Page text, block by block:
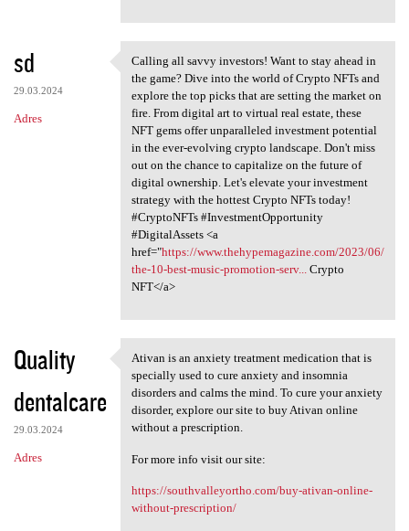
sd
29.03.2024
Adres
Calling all savvy investors!
Calling all savvy investors! Want to stay ahead in
the game? Dive into the world of Crypto NFTs and
explore the top picks that are setting the market on
fire. From digital art to virtual real estate, these
NFT gems offer unparalleled investment potential
in the ever-evolving crypto landscape. Don't miss
out on the chance to capitalize on the future of
digital ownership. Let's elevate your investment
strategy with the hottest Crypto NFTs today!
#CryptoNFTs #InvestmentOpportunity
#DigitalAssets <a
href="https://www.thehypemagazine.com/2023/06/
the-10-best-music-promotion-serv...
Crypto
NFT</a>
Quality
dentalcare
29.03.2024
Adres
Ativan is an anxiety
Ativan is an anxiety treatment medication that is
specially used to cure anxiety and insomnia
disorders and calms the mind. To cure your anxiety
disorder, explore our site to buy Ativan online
without a prescription.
For more info visit our site:
https://southvalleyortho.com/buy-ativan-online-
without-prescription/